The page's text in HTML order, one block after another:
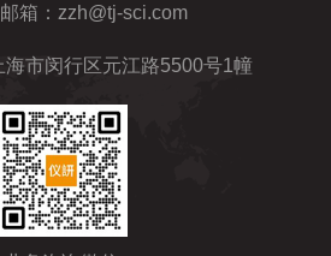
箱： zzh@tj-sci.com
海市闵行区元江路5500号1幢